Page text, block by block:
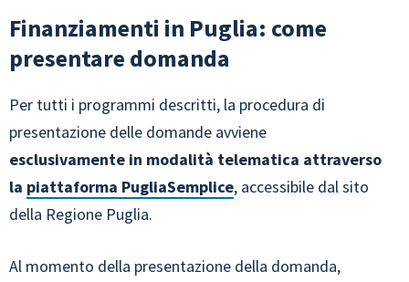
Finanziamenti in Puglia: come
presentare domanda
Per tutti i programmi descritti, la procedura di
presentazione delle domande avviene
esclusivamente in modalità telematica attraverso
la piattaforma PugliaSemplice, accessibile dal sito
della Regione Puglia.
Al momento della presentazione della domanda,